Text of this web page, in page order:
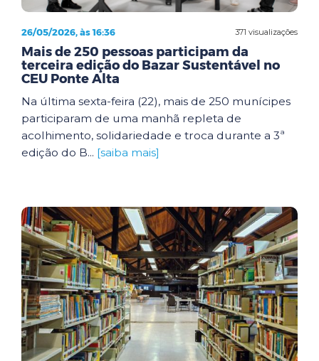
371 visualizações
26/05/2026, às 16:36
Mais de 250 pessoas participam da
terceira edição do Bazar Sustentável no
CEU Ponte Alta
Na última sexta-feira (22), mais de 250 munícipes
participaram de uma manhã repleta de
acolhimento, solidariedade e troca durante a 3ª
edição do B... [saiba mais]